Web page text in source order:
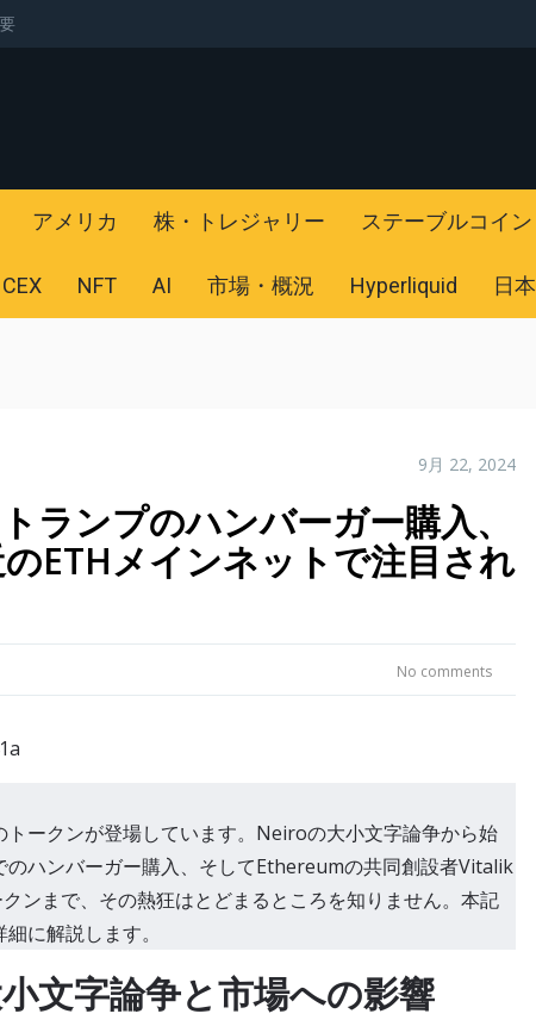
アメリカ 株・トレジャリー ステーブルコイン
CEX NFT AI 市場・概況 Hyperliquid 日本
9月 22, 2024
ランプのハンバーガー購入、
ETHメインネットで注目され
No comments
ークンが登場しています。Neiroの大小文字論争から始
のハンバーガー購入、そしてEthereumの共同創設者Vitalik
ンまで、その熱狂はとどまるところを知りません。本記
に解説します。
文字論争と市場への影響